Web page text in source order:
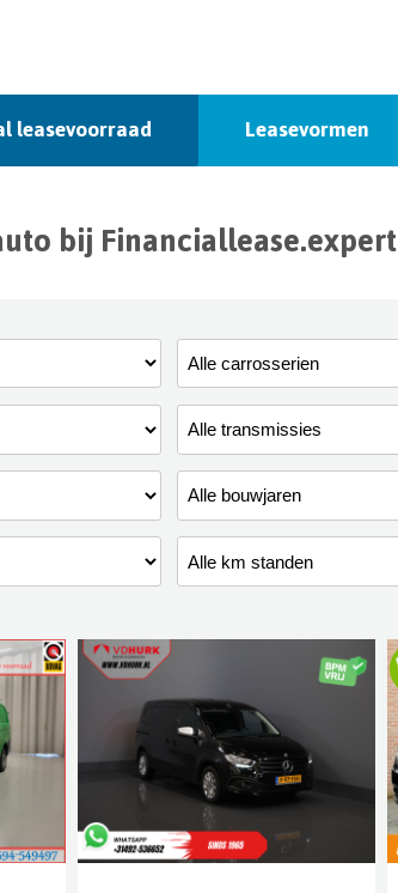
leasevoorraad Leasevormen
bij Financiallease.expert